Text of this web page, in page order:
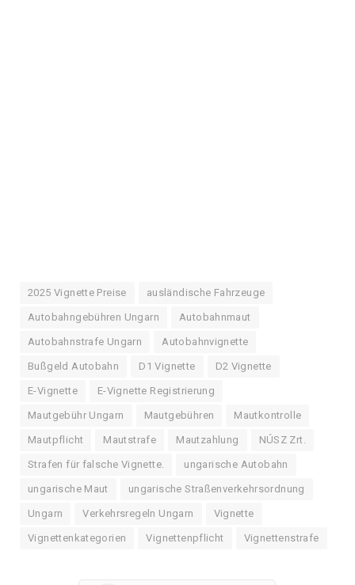
2025 Vignette Preise ausländische Fahrzeuge
Autobahngebühren Ungarn Autobahnmaut
Autobahnstrafe Ungarn Autobahnvignette
Bußgeld Autobahn D1 Vignette D2 Vignette
E-Vignette E-Vignette Registrierung
Mautgebühr Ungarn Mautgebühren Mautkontrolle
Mautpflicht Mautstrafe Mautzahlung NÚSZ Zrt.
Strafen für falsche Vignette. ungarische Autobahn
ungarische Maut ungarische Straßenverkehrsordnung
Ungarn Verkehrsregeln Ungarn Vignette
Vignettenkategorien Vignettenpflicht Vignettenstrafe